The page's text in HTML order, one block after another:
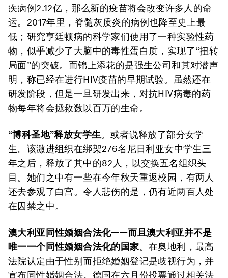
疾病例2.12亿，那么新的疫苗将会改变许多人的命
运。2017年里，脊髓灰质炎的病例也降至史上最
低；研究亨廷顿病的科学家们使用了一种实验性药
物，似乎减少了大脑中的毒性蛋白质，实现了“扭转
局面”的突破。而锦上添花的是强生公司和其对潜声
明，称已经在进行HIV疫苗的早期试验。虽然还在
研发阶段，但是一旦研发出来，对抗HIV病毒的药
物每年将会拯救数以百万的生命。
“博科圣地”释放女学生。或者说释放了部分女学
生。该激进组织在绑架276名尼日利亚女中学生三
年之后，释放了其中的82人，以交换五名组织头
目。她们之中有一些在今年秋天重返校园，有两人
还去参观了白宫。令人悲伤的是，仍有近两百人处
在囚禁之中。
澳大利亚同性婚姻合法化——而且澳大利亚并不是
唯一一个同性婚姻合法化的国家。在奥地利，最高
法院认定由于性别而拒绝婚姻登记是歧视行为，并
宣布同性婚姻合法。德国在六月份投票通过相关法